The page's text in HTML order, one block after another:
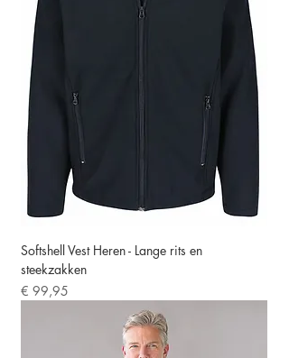
Softshell Vest Heren - Lange rits en
steekzakken
Prijs
€ 99,95